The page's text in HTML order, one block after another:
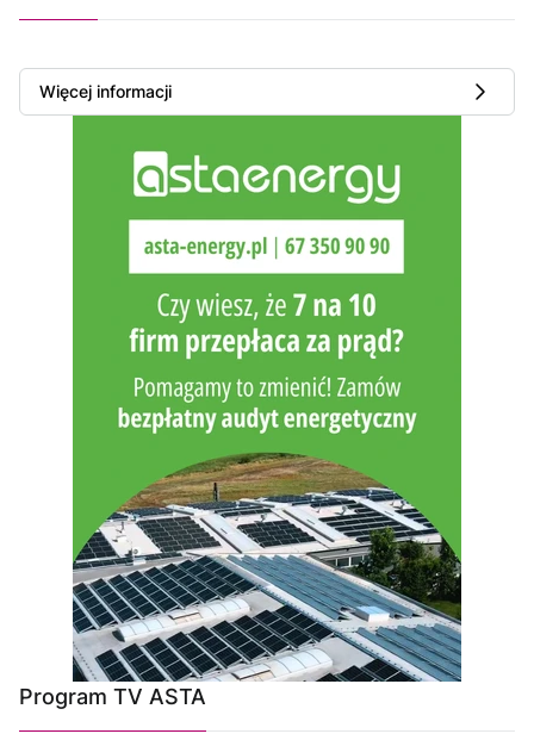
Więcej informacji
Program TV ASTA